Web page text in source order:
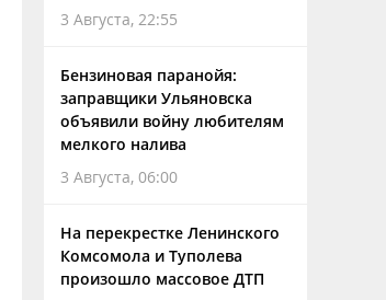
3 Августа, 22:55
Бензиновая паранойя:
заправщики Ульяновска
объявили войну любителям
мелкого налива
3 Августа, 06:00
На перекрестке Ленинского
Комсомола и Туполева
произошло массовое ДТП